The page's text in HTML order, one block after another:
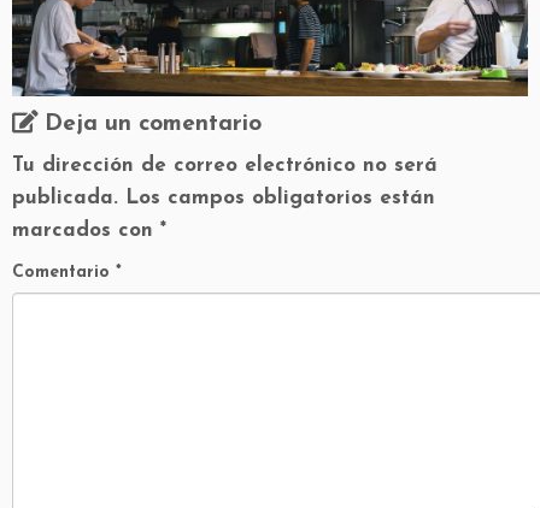
Deja un comentario
Tu dirección de correo electrónico no será
publicada. Los campos obligatorios están
marcados con *
Comentario *